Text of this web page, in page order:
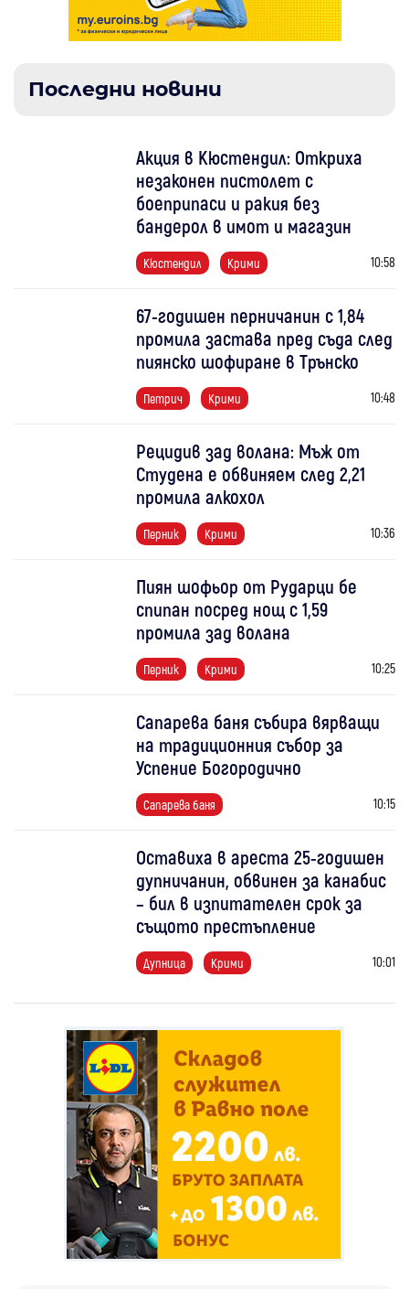
Последни новини
Акция в Кюстендил: Откриха
незаконен пистолет с
боеприпаси и ракия без
бандерол в имот и магазин
Кюстендил Крими 10:58
67-годишен перничанин с 1,84
промила застава пред съда след
пиянско шофиране в Трънско
Петрич Крими 10:48
Рецидив зад волана: Мъж от
Студена е обвиняем след 2,21
промила алкохол
Перник Крими 10:36
Пиян шофьор от Рударци бе
спипан посред нощ с 1,59
промила зад волана
Перник Крими 10:25
Сапарева баня събира вярващи
на традиционния събор за
Успение Богородично
Сапарева баня 10:15
Оставиха в ареста 25-годишен
дупничанин, обвинен за канабис
– бил в изпитателен срок за
същото престъпление
Дупница Крими 10:01